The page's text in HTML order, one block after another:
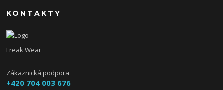
KONTAKTY
Freak Wear
Zákaznická podpora
+420 704 003 676